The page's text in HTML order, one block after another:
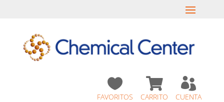

CUENTA

CARRITO

FAVORITOS